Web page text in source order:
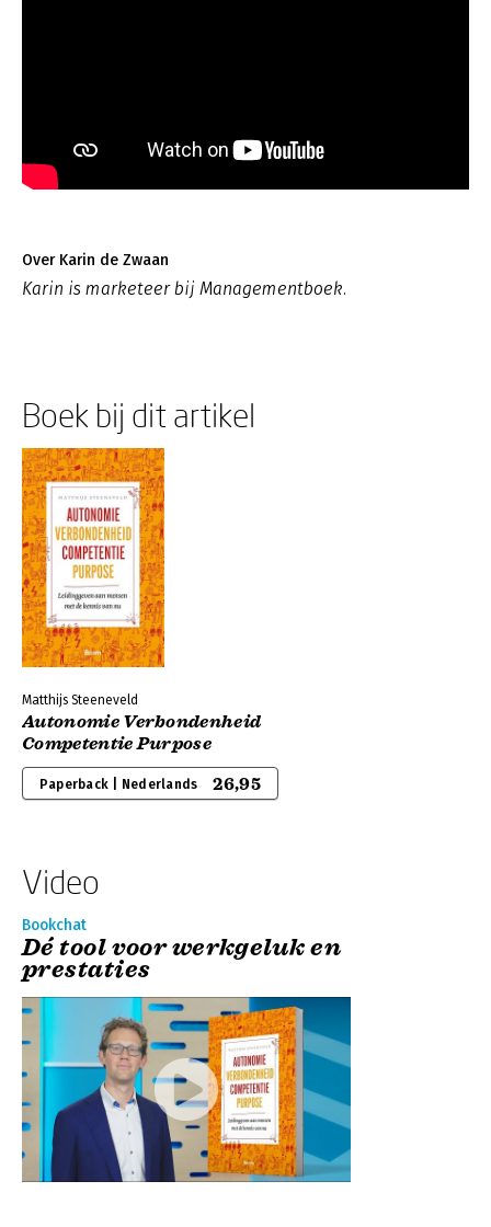
Over Karin de Zwaan
Karin is marketeer bij Managementboek.
Boek bij dit artikel
Matthijs Steeneveld
Autonomie Verbondenheid
Competentie Purpose
Paperback | Nederlands 26,95
Video
Bookchat
Dé tool voor werkgeluk en
prestaties